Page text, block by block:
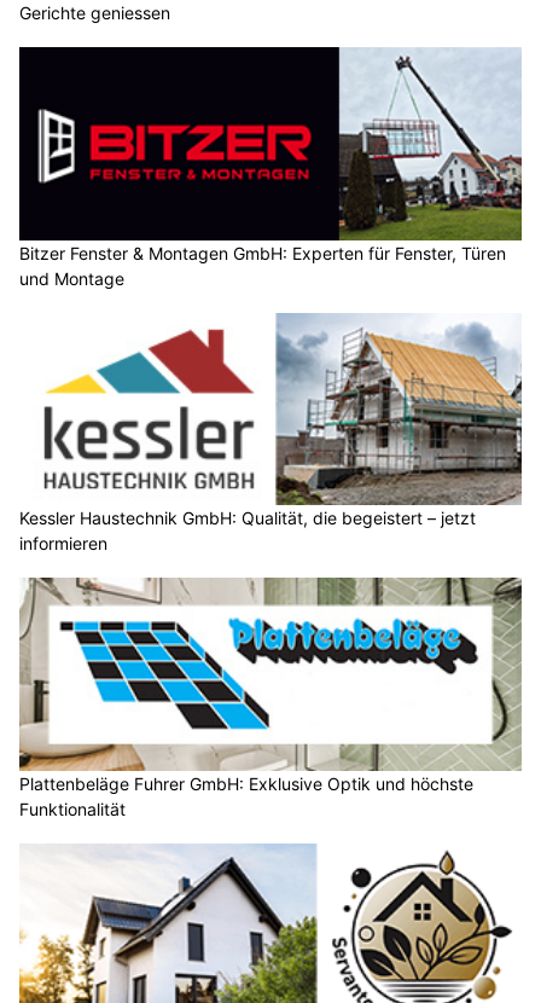
Gerichte geniessen
Bitzer Fenster & Montagen GmbH: Experten für Fenster, Türen
und Montage
Kessler Haustechnik GmbH: Qualität, die begeistert – jetzt
informieren
Plattenbeläge Fuhrer GmbH: Exklusive Optik und höchste
Funktionalität